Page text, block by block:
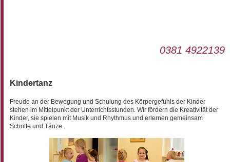
0381 4922139
Kindertanz
Freude an der Bewegung und Schulung des Körpergefühls der Kinder
stehen im Mittelpunkt der Unterrichtsstunden. Wir fördern die Kreativität der
Kinder, sie spielen mit Musik und Rhythmus und erlernen gemeinsam
Schritte und Tänze.